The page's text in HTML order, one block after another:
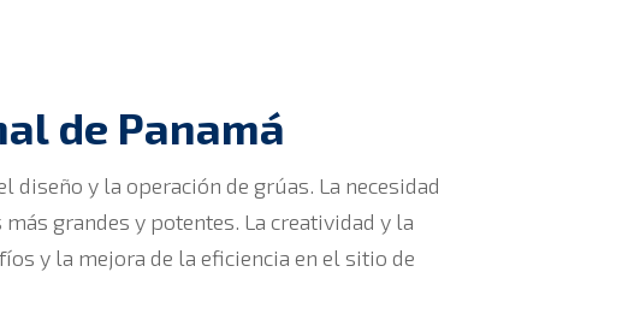
de Panamá
diseño y la operación de grúas. La necesidad
grandes y potentes. La creatividad y la
y la mejora de la eficiencia en el sitio de